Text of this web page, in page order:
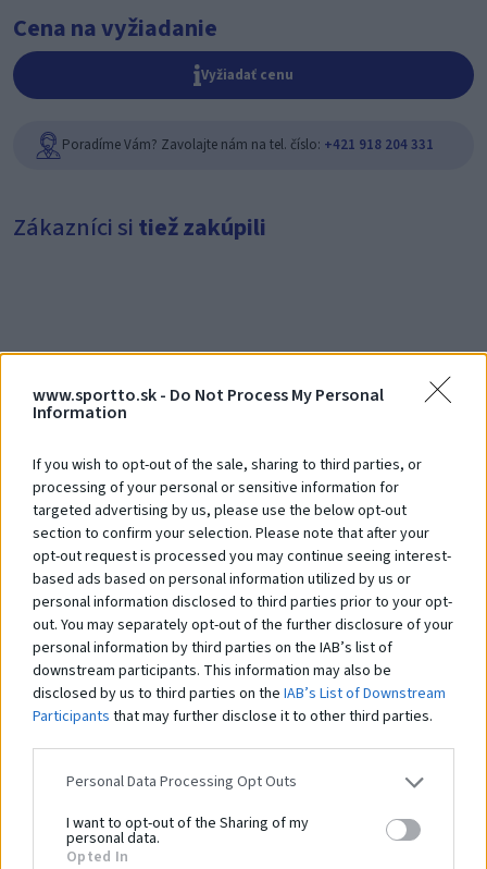
www.sportto.sk - Do Not Process My Personal
Information
If you wish to opt-out of the sale, sharing to third parties, or
processing of your personal or sensitive information for
targeted advertising by us, please use the below opt-out
section to confirm your selection. Please note that after your
opt-out request is processed you may continue seeing interest-
based ads based on personal information utilized by us or
personal information disclosed to third parties prior to your opt-
out. You may separately opt-out of the further disclosure of your
personal information by third parties on the IAB’s list of
downstream participants. This information may also be
disclosed by us to third parties on the IAB’s List of Downstream
Participants that may further disclose it to other third parties.
Personal Data Processing Opt Outs
I want to opt-out of the Sharing of my
personal data.
Opted In
Cena na vyžiadanie
Vyžiadať cenu
Poradíme Vám? Zavolajte nám na tel. číslo: +421 918 204 331
Zákazníci si tiež zakúpili
Vertikálna stena
Na dopyt
Čo robí tentoprodukt
výnimočným?
Systém STHENOS je sada vybavenia určeného pre cvičenie Street workoutu.
Pozostáva z hrázd, bradiel, lavíc a plošín, kombinovaných v rôznych
zostavách. Ich používanie je založené na využití hmotnosti vlastného tela.
Prvky vám umožňujú vykonávať cvičenia rôznej obtiažnosti: tie
najjednoduchšie, ako aj pokročilejšie. Práve preto sú tréningové zostavy z
prvkovSTHENOSurčené pre širokú skupinu používateľov. Navyše je systém
využiteľný pri telovýchovných cvičeniach, športovom a brannom výcviku a
iných formách všeobecného telesného rozvoja. Použitie pevných a
odolných materiálov a vhodné konštrukčné riešenia zaisťujú odolnosť
zariadení a bezpečnosť používania.